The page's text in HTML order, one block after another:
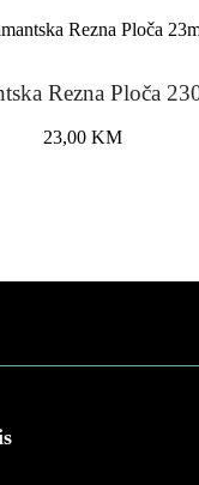
Rezna Ploča
23,00KM